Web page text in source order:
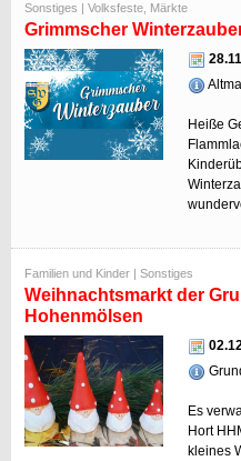
Sonstiges | Volksfeste, Märkte
Grimmscher
Heiße
Familien und Kinder | Sonstiges
Weihnachtsmarkt der
Hohenmölsen
Es
Hort
kleines